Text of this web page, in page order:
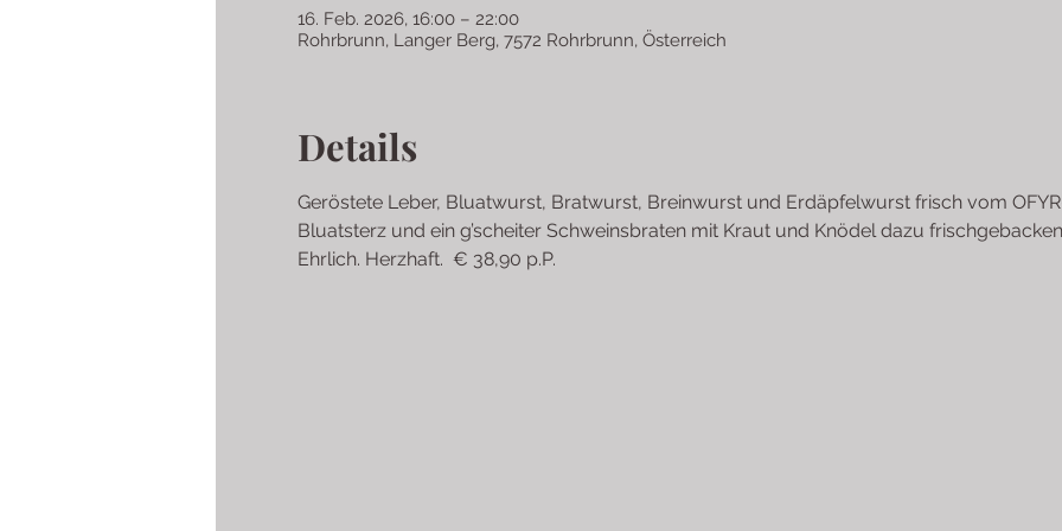
16. Feb. 2026, 16:00 – 22:00
Rohrbrunn, Langer Berg, 7572 Rohrbrunn, Österreich
Details
Geröstete Leber, Bluatwurst, Bratwurst, Breinwurst und Erdäpfelwurst frisch vom
Bluatsterz und ein g’scheiter Schweinsbraten mit Kraut und Knödel dazu
Ehrlich. Herzhaft.  € 38,90 p.P.